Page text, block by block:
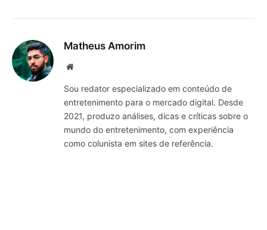
Matheus Amorim
Website
Sou redator especializado em conteúdo de
entretenimento para o mercado digital. Desde
2021, produzo análises, dicas e críticas sobre o
mundo do entretenimento, com experiência
como colunista em sites de referência.